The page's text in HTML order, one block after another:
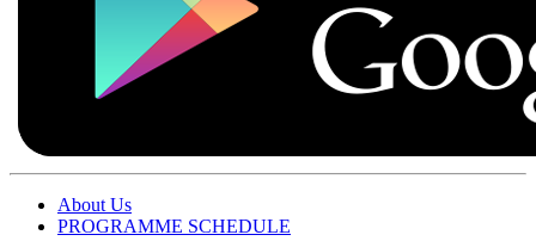
About Us
PROGRAMME SCHEDULE